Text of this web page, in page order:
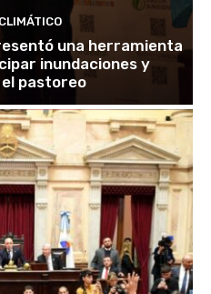
una herramienta
inundaciones y
pastoreo